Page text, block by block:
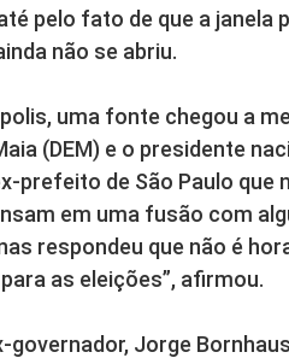
pelo fato de que a janela
não se abriu.
uma fonte chegou a
(DEM) e o presidente
prefeito de São Paulo que
em uma fusão com
respondeu que não é
as eleições”, afirmou.
Jorge